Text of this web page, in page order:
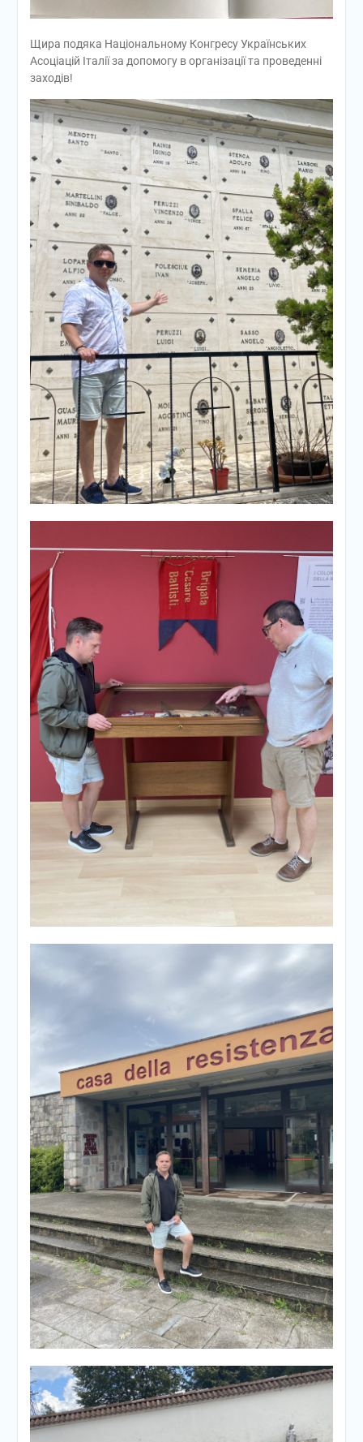
Щира подяка Національному Конгресу Українських
Асоціацій Італії за допомогу в організації та проведенні
заходів!